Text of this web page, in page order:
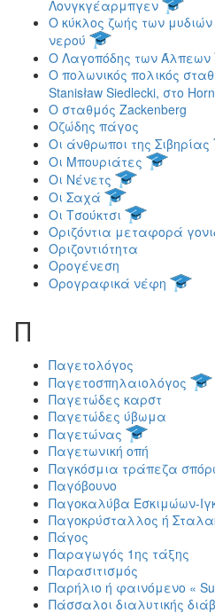
Λονγκγέαρμπγεν
Ο κύκλος ζωής των μυδιών
νερού
Ο Λαγοπόδης των Άλπεων
Ο πολωνικός πολικός
Stanisław Siedlecki, στο
Ο σταθμός Zackenberg
Οζώδης πάγος
Οι άνθρωποι της Σιβηρίας
Οι Μπουριάτες
Οι Νένετς
Οι Σαχά
Οι Τσούκτσι
Οριζόντια μεταφορά
Οριζοντιότητα
Ορογένεση
Ορογραφικά νέφη
Π
Παγετολόγος
Παγετοσπηλαιολόγος
Παγετώδες καρστ
Παγετώδες ύβωμα
Παγετώνας
Παγετωνική οπή
Παγκόσμια τράπεζα
Παγόβουνο
Παγοκαλύβα Εσκιμώων-
Παγοκρύσταλλος ή
Πάγος
Παραγωγός 1ης τάξης
Παρασιτισμός
Παρήλιο ή φαινόμενο «
Πάσσαλοι διαλυτικής